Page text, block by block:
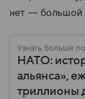
нет — большой
Узнать больше
НАТО:
альянса»,
триллионы